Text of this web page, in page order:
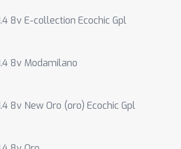
8v E-collection Ecochic Gpl
8v Modamilano
8v New Oro (oro) Ecochic Gpl